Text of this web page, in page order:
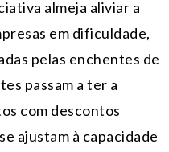
almeja aliviar a
em dificuldade,
pelas enchentes de
passam a ter a
com descontos
ajustam à capacidade